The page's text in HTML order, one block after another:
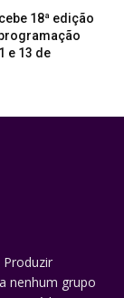
18ª edição
e 13 de
nenhum grupo